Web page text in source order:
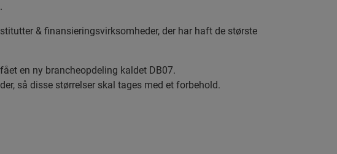
& finansieringsvirksomheder, der har haft de største
en ny brancheopdeling kaldet DB07.
så disse størrelser skal tages med et forbehold.